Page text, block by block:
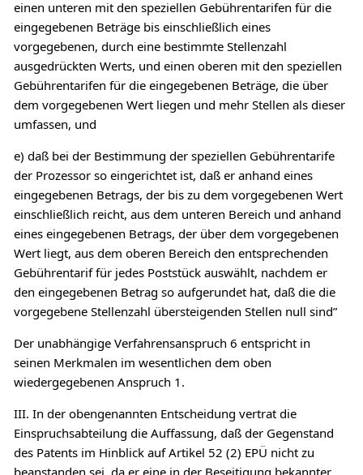
einen unteren mit den speziellen Gebührentarifen für die
eingegebenen Beträge bis einschließlich eines
vorgegebenen, durch eine bestimmte Stellenzahl
ausgedrückten Werts, und einen oberen mit den speziellen
Gebührentarifen für die eingegebenen Beträge, die über
dem vorgegebenen Wert liegen und mehr Stellen als dieser
umfassen, und
e) daß bei der Bestimmung der speziellen Gebührentarife
der Prozessor so eingerichtet ist, daß er anhand eines
eingegebenen Betrags, der bis zu dem vorgegebenen Wert
einschließlich reicht, aus dem unteren Bereich und anhand
eines eingegebenen Betrags, der über dem vorgegebenen
Wert liegt, aus dem oberen Bereich den entsprechenden
Gebührentarif für jedes Poststück auswählt, nachdem er
den eingegebenen Betrag so aufgerundet hat, daß die die
vorgegebene Stellenzahl übersteigenden Stellen null sind”
Der unabhängige Verfahrensanspruch 6 entspricht in
seinen Merkmalen im wesentlichen dem oben
wiedergegebenen Anspruch 1.
III. In der obengenannten Entscheidung vertrat die
Einspruchsabteilung die Auffassung, daß der Gegenstand
des Patents im Hinblick auf Artikel 52 (2) EPÜ nicht zu
beanstanden sei, da er eine in der Beseitigung bekannter